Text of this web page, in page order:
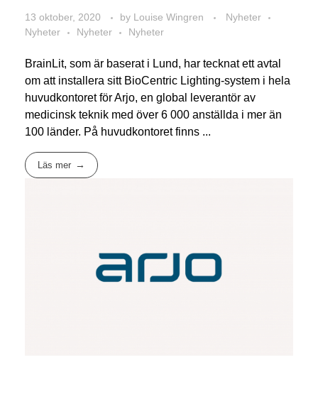
13 oktober, 2020 by Louise Wingren
Nyheter
Nyheter
Nyheter Nyheter
BrainLit, som är baserat i Lund, har tecknat ett avtal
om att installera sitt BioCentric Lighting-system i hela
huvudkontoret för Arjo, en global leverantör av
medicinsk teknik med över 6 000 anställda i mer än
100 länder. På huvudkontoret finns ...
Läs mer